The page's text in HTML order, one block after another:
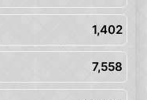
1,402
7,558